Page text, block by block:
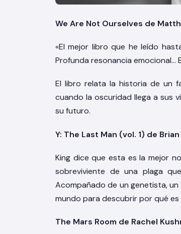
We Are Not Ourselves de
«El mejor libro que he leído
Profunda resonancia emocional…
El libro relata la historia de un
cuando la oscuridad llega a sus
su futuro.
Y: The Last Man (vol. 1) de
King dice que esta es la mejor
sobreviviente de una plaga
Acompañado de un genetista,
mundo para descubrir por qué
The Mars Room de Rachel